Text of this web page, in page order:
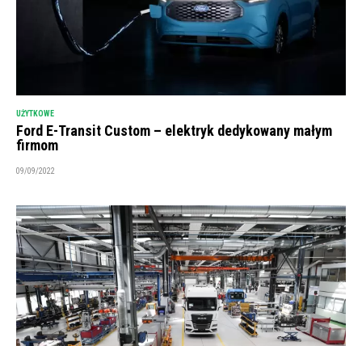
UŻYTKOWE
Ford E-Transit Custom – elektryk dedykowany małym
firmom
09/09/2022